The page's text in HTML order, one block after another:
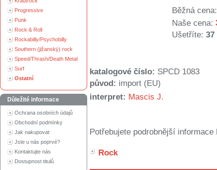
Progressive
Punk
Rock & Roll
Rockabilly/Psychobilly
Southern (jižanský) rock
Speed/Thrash/Death Metal
Surf
Ostatní
Důležité informace
Ochrana osobních údajů
Obchodní podmínky
Jak nakupovat
Jste u nás poprvé?
Kontaktujte nás
Dostupnost titulů
Běžná cena:
Naše cena:
Ušetříte: 37
katalogové číslo: SPCD 1083
původ: import (EU)
interpret: Mascis J.
Potřebujete podrobnější
Rock